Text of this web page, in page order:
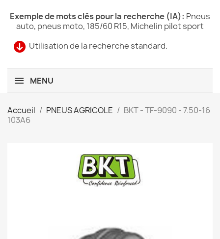
Utilisation de la recherche standard.
Exemple de mots clés pour la recherche (IA): Pneus
auto, pneus moto, 185/60 R15, Michelin pilot sport
MENU
Accueil PNEUS AGRICOLE
BKT - TF-9090 - 7.50-16
103A6